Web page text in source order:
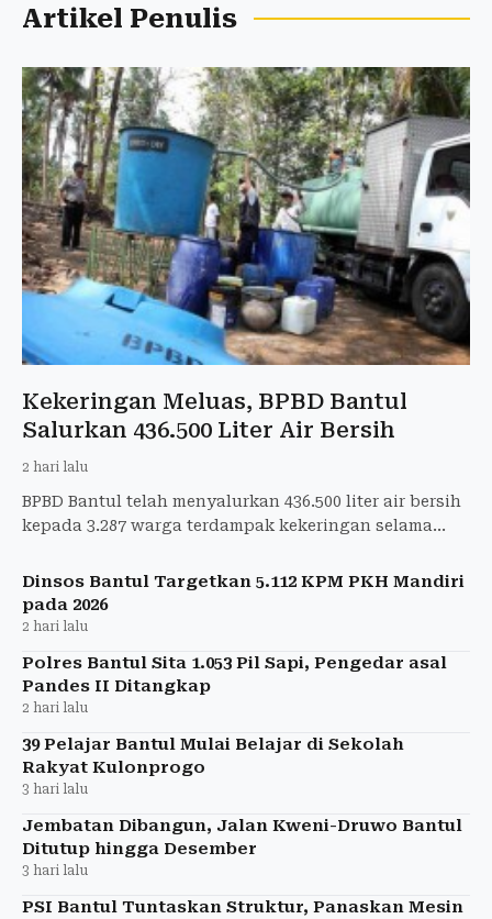
Artikel Penulis
Kekeringan Meluas, BPBD Bantul
Salurkan 436.500 Liter Air Bersih
2 hari lalu
BPBD Bantul telah menyalurkan 436.500 liter air bersih
kepada 3.287 warga terdampak kekeringan selama
Dinsos Bantul Targetkan 5.112 KPM PKH Mandiri
pada 2026
2 hari lalu
Polres Bantul Sita 1.053 Pil Sapi, Pengedar asal
Pandes II Ditangkap
2 hari lalu
39 Pelajar Bantul Mulai Belajar di Sekolah
Rakyat Kulonprogo
3 hari lalu
Jembatan Dibangun, Jalan Kweni-Druwo Bantul
Ditutup hingga Desember
3 hari lalu
PSI Bantul Tuntaskan Struktur, Panaskan Mesin